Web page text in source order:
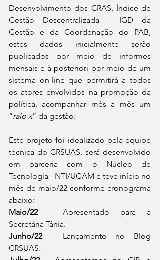
Desenvolvimento dos CRAS, Índice de
Gestão Descentralizada - IGD da
Gestão e da Coordenação do PAB,
estes dados inicialmente serão
publicados por meio de informes
mensais e à posteriori por meio de um
sistema on-line que permitirá a todos
os atores envolvidos na promoção da
política, acompanhar mês a mês um
“raio x” da gestão.
Este projeto foi idealizado pela equipe
técnica do CRSUAS, será desenvolvido
em parceria com o Núcleo de
Tecnologia - NTI/UGAM e teve início no
mês de maio/22 conforme cronograma
abaixo:
Maio/22 - Apresentado para a
Secretária Tânia.
Junho/22 - Lançamento no Blog
CRSUAS.